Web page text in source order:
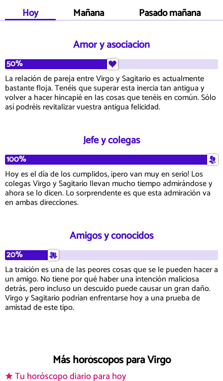
Hoy Mañana Pasado mañana
Amor y asociación
50%
La relación de pareja entre Virgo y Sagitario es actualmente
bastante floja. Tenéis que superar esta inercia tan antigua y
volver a hacer hincapié en las cosas que tenéis en común. Sólo
así podréis revitalizar vuestra antigua felicidad.
Jefe y colegas
100%
Hoy es el día de los cumplidos, ¡pero van muy en serio! Los
colegas Virgo y Sagitario llevan mucho tiempo admirándose y
ahora se lo dicen. Lo sorprendente es que esta admiración va
en ambas direcciones.
Amigos y conocidos
20%
La traición es una de las peores cosas que se le pueden hacer a
un amigo. No tiene por qué haber una intención maliciosa
detrás, pero incluso un descuido puede causar un gran daño.
Virgo y Sagitario podrían enfrentarse hoy a una prueba de
amistad de este tipo.
Más horóscopos para Virgo
Tu horóscopo diario para hoy